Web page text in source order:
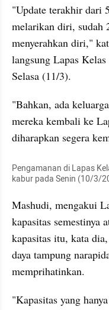
"Update terakhir dari
melarikan diri, sudah
menyerahkan diri,"
langsung Lapas
Selasa (11/3).
"Bahkan, ada
mereka kembali ke
diharapkan segera
Pengamanan di Lapas
kabur pada Senin (10/3/
Mashudi, mengakui
kapasitas semestinya
kapasitas itu, kata
daya tampung
memprihatinkan.
"Kapasitas yang